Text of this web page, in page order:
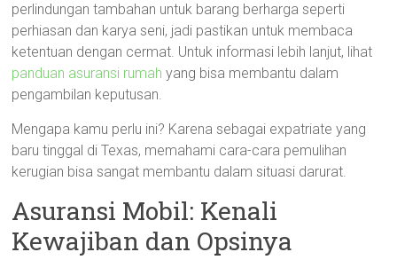
perlindungan tambahan untuk barang berharga seperti
perhiasan dan karya seni, jadi pastikan untuk membaca
ketentuan dengan cermat. Untuk informasi lebih lanjut, lihat
panduan asuransi rumah yang bisa membantu dalam
pengambilan keputusan.
Mengapa kamu perlu ini? Karena sebagai expatriate yang
baru tinggal di Texas, memahami cara-cara pemulihan
kerugian bisa sangat membantu dalam situasi darurat.
Asuransi Mobil: Kenali
Kewajiban dan Opsinya